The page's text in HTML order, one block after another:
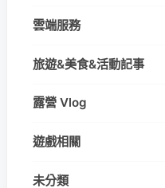
雲端服務
旅遊&美食&活動記事
露營 Vlog
遊戲相關
未分類